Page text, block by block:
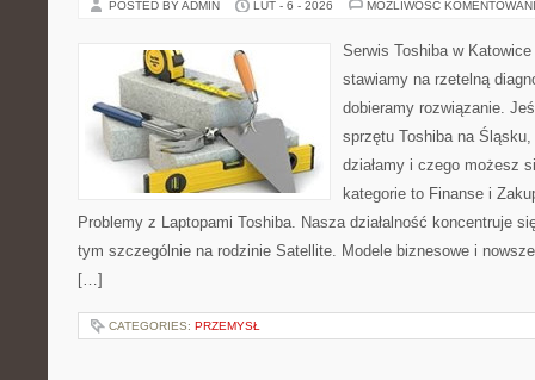
POSTED BY ADMIN LUT - 6 - 2026 MOŻLIWOŚĆ
Serwis Toshiba w
stawiamy na rzetelną
dobieramy rozwiązanie.
sprzętu Toshiba na
działamy i czego możesz
kategorie to Finanse i
Problemy z Laptopami Toshiba. Nasza działalność koncentruje
tym szczególnie na rodzinie Satellite. Modele biznesowe i
[…]
CATEGORIES: PRZEMYSŁ